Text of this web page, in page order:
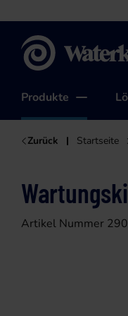
Produkte
Zurück Startseite
Artikel Nummer